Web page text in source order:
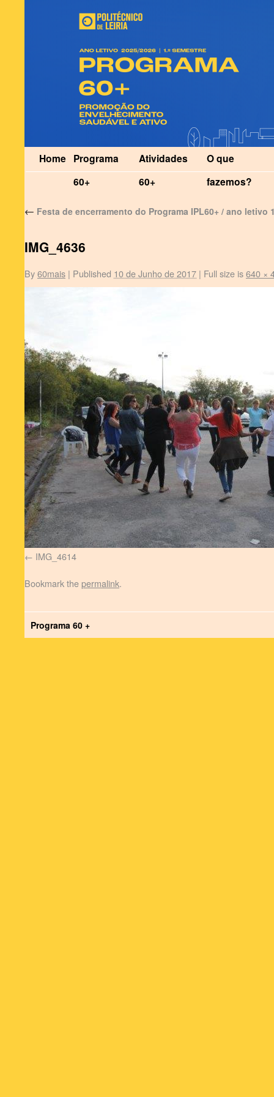
Home Programa
60+
Atividades
60+
O que
fazemos?
← Festa de encerramento do Programa IPL60+ / ano letivo
IMG_4636
By60mais | Published 10 de Junho de 2017 | Full size is640 ×
IMG_4614
Bookmark thepermalink.
Programa 60 +